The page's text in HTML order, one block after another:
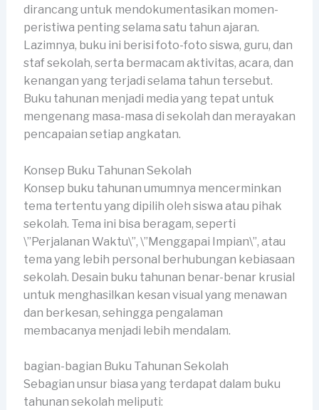
dirancang untuk mendokumentasikan momen-
peristiwa penting selama satu tahun ajaran.
Lazimnya, buku ini berisi foto-foto siswa, guru, dan
staf sekolah, serta bermacam aktivitas, acara, dan
kenangan yang terjadi selama tahun tersebut.
Buku tahunan menjadi media yang tepat untuk
mengenang masa-masa di sekolah dan merayakan
pencapaian setiap angkatan.
Konsep Buku Tahunan Sekolah
Konsep buku tahunan umumnya mencerminkan
tema tertentu yang dipilih oleh siswa atau pihak
sekolah. Tema ini bisa beragam, seperti
\”Perjalanan Waktu\”, \”Menggapai Impian\”, atau
tema yang lebih personal berhubungan kebiasaan
sekolah. Desain buku tahunan benar-benar krusial
untuk menghasilkan kesan visual yang menawan
dan berkesan, sehingga pengalaman
membacanya menjadi lebih mendalam.
bagian-bagian Buku Tahunan Sekolah
Sebagian unsur biasa yang terdapat dalam buku
tahunan sekolah meliputi: